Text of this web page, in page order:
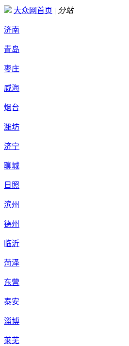
大众网首页 | 分站
济南
青岛
枣庄
威海
烟台
潍坊
济宁
聊城
日照
滨州
德州
临沂
菏泽
东营
泰安
淄博
莱芜